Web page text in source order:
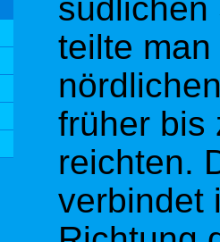
südlichen
teilte
früher bis
reichten.
verbindet
1952 im
der Nähe
weithin